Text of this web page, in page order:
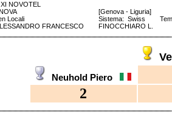
XI NOVOTEL
[Genova - Liguria]
Locali
Sistema: Swiss
FRANCESCO FINOCCHIARO L.
Neuhold Piero
2